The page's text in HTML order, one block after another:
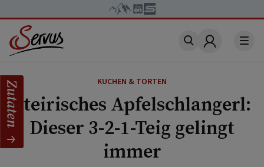
Account
KUCHEN & TORTEN
Steirisches Apfelschlangerl:
Dieser 3-2-1-Teig gelingt
immer
Zutaten